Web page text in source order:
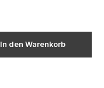
In den Warenkorb